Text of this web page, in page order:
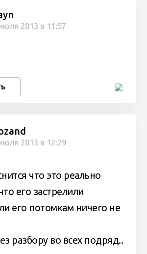
2013 в 11:57
2013 в 12:29
что это реально
его застрелили
его потомкам ничего не
разбору во всех подряд..